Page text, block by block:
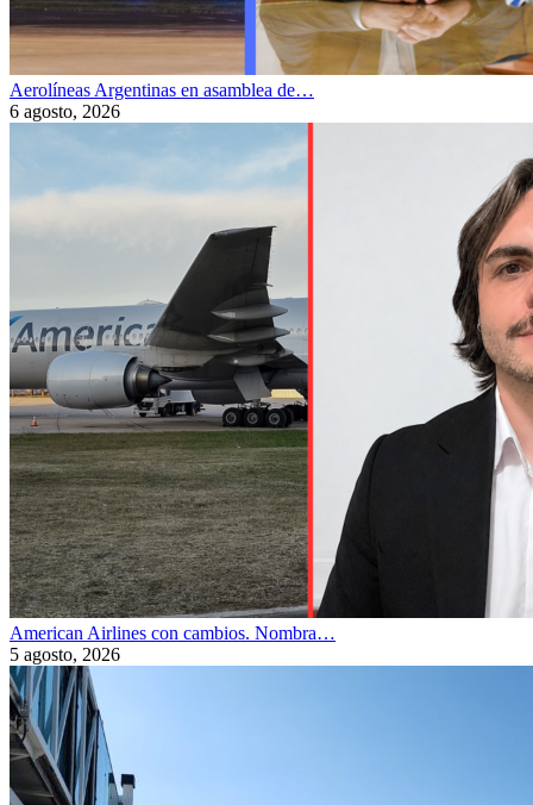
Aerolíneas Argentinas en asamblea de…
6 agosto, 2026
American Airlines con cambios. Nombra…
5 agosto, 2026